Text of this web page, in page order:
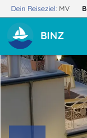
Dein Reiseziel: MV
BINZ